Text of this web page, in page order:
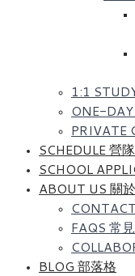
1:1
ONE-
PRIVATE
SCHEDULE 營
SCHOOL
ABOUT US 關
FAQS 常
BLOG 部落格